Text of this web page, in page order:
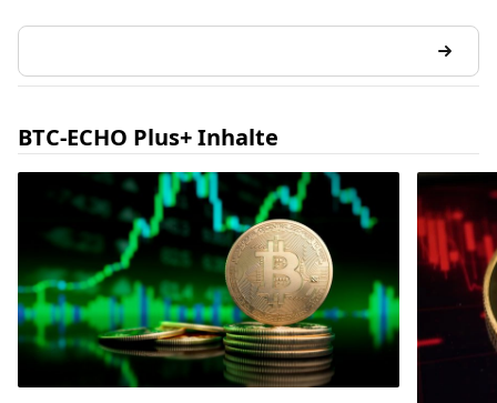
BTC-ECHO Plus+ Inhalte